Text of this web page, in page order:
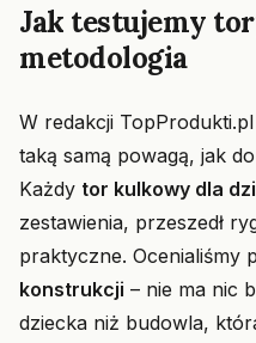
Jak testujemy
metodologia
W redakcji
taką samą powagą, jak
Każdy tor kulkowy dla
zestawienia, przeszedł
praktyczne. Ocenialiśmy
konstrukcji – nie ma nic
dziecka niż budowla,